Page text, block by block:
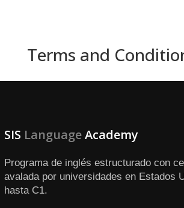
Terms and
SIS LanguageAcademy
Programa de inglés estructurado con
avalada por universidades en Estados
hasta C1.